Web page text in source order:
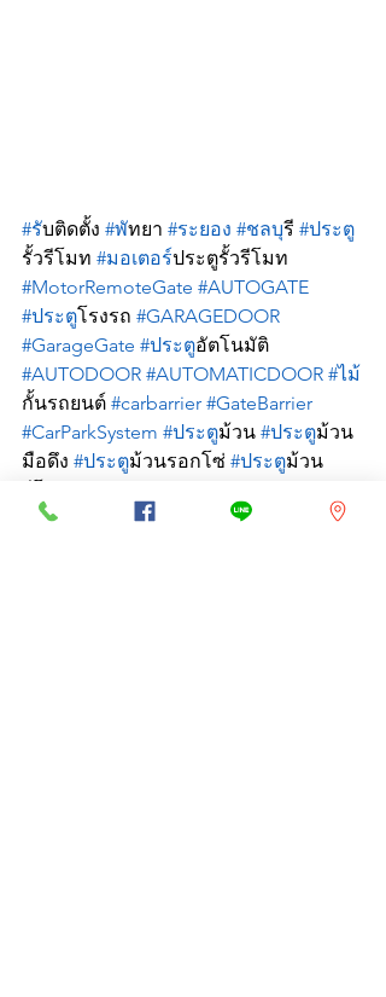
#รับติดตั้ง #พัทยา #ระยอง #ชลบุรี #ประต
รั้วรีโมท #มอเตอร์ประตูรั้วรีโมท
#MotorRemoteGate #AUTOGATE
#ประตูโรงรถ #GARAGEDOOR
#GarageGate #ประตูอัตโนมัติ
#AUTODOOR #AUTOMATICDOOR #ไม
กั้นรถยนต์ #carbarrier #GateBarrier
#CarParkSystem #ประตูม้วน #ประตูม้วน
มือดึง #ประตูม้วนรอกโซ่ #ประตูม้วน